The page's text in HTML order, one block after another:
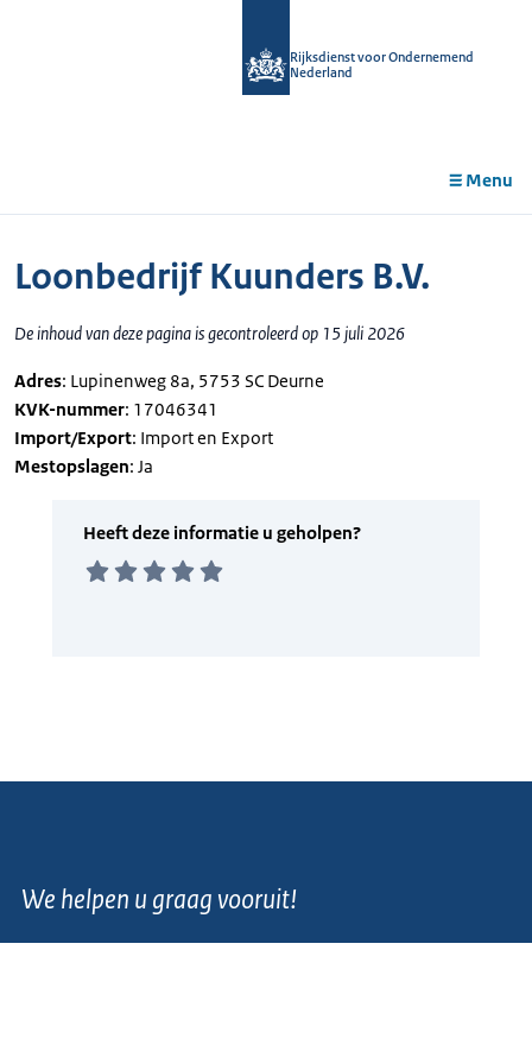
Rijksdienst voor Ondernemend
Nederland
Menu
Loonbedrijf Kuunders B.V.
De inhoud van deze pagina is gecontroleerd op 15 juli 2026
Adres: Lupinenweg 8a, 5753 SC Deurne
KVK-nummer: 17046341
Import/Export: Import en Export
Mestopslagen: Ja
We helpen u graag vooruit!